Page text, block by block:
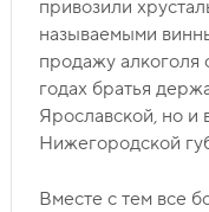
привозили
называемыми
продажу алкоголя
годах братья
Ярославской, но и
Нижегородской
Вместе с тем все